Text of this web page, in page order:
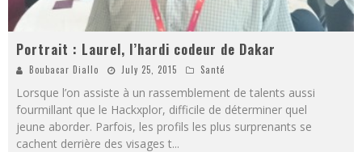
Portrait : Laurel, l’hardi codeur de Dakar
Boubacar Diallo July 25, 2015 Santé
Lorsque l’on assiste à un rassemblement de talents aussi
fourmillant que le Hackxplor, difficile de déterminer quel
jeune aborder. Parfois, les profils les plus surprenants se
cachent derrière des visages t...